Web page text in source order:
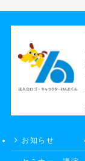
お知らせ